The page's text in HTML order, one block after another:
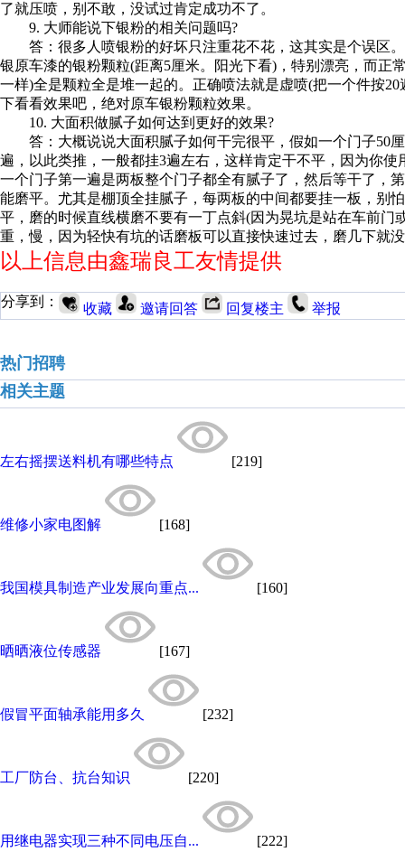
了就压喷，别不敢，没试过肯定成功不了。
9. 大师能说下银粉的相关问题吗?
答：很多人喷银粉的好坏只注重花不花，这其实是个误区
银原车漆的银粉颗粒(距离5厘米。阳光下看)，特别漂亮，而正
一样)全是颗粒全是堆一起的。正确喷法就是虚喷(把一个件按
下看看效果吧，绝对原车银粉颗粒效果。
10. 大面积做腻子如何达到更好的效果?
答：大概说说大面积腻子如何干完很平，假如一个门子50
遍，以此类推，一般都挂3遍左右，这样肯定干不平，因为你
一个门子第一遍是两板整个门子都全有腻子了，然后等干了，
能磨平。尤其是棚顶全挂腻子，每两板的中间都要挂一板，别
平，磨的时候直线横磨不要有一丁点斜(因为晃坑是站在车前
重，慢，因为轻快有坑的话磨板可以直接快速过去，磨几下就
以上信息由鑫瑞良工友情提供
分享到： 收藏 邀请回答 回复楼主 举报
热门招聘
相关主题
左右摇摆送料机有哪些特点 [219]
维修小家电图解 [168]
我国模具制造产业发展向重点... [160]
晒晒液位传感器 [167]
假冒平面轴承能用多久 [232]
工厂防台、抗台知识 [220]
用继电器实现三种不同电压自... [222]